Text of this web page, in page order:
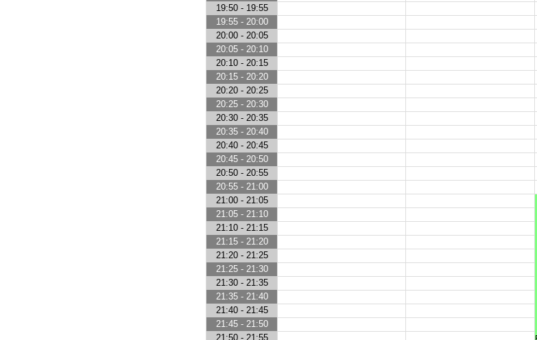
19:50 - 19:55
19:55 - 20:00
20:00 - 20:05
20:05 - 20:10
20:10 - 20:15
20:15 - 20:20
20:20 - 20:25
20:25 - 20:30
20:30 - 20:35
20:35 - 20:40
20:40 - 20:45
20:45 - 20:50
20:50 - 20:55
20:55 - 21:00
21:00 - 21:05
21:05 - 21:10
21:10 - 21:15
21:15 - 21:20
21:20 - 21:25
21:25 - 21:30
21:30 - 21:35
21:35 - 21:40
21:40 - 21:45
21:45 - 21:50
21:50 - 21:55